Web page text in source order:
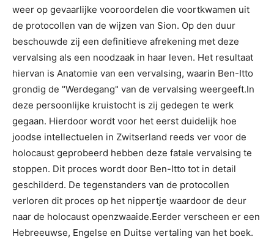
weer op gevaarlijke vooroordelen die voortkwamen uit
de protocollen van de wijzen van Sion. Op den duur
beschouwde zij een definitieve afrekening met deze
vervalsing als een noodzaak in haar leven. Het resultaat
hiervan is Anatomie van een vervalsing, waarin Ben-Itto
grondig de "Werdegang" van de vervalsing weergeeft.In
deze persoonlijke kruistocht is zij gedegen te werk
gegaan. Hierdoor wordt voor het eerst duidelijk hoe
joodse intellectuelen in Zwitserland reeds ver voor de
holocaust geprobeerd hebben deze fatale vervalsing te
stoppen. Dit proces wordt door Ben-Itto tot in detail
geschilderd. De tegenstanders van de protocollen
verloren dit proces op het nippertje waardoor de deur
naar de holocaust openzwaaide.Eerder verscheen er een
Hebreeuwse, Engelse en Duitse vertaling van het boek.